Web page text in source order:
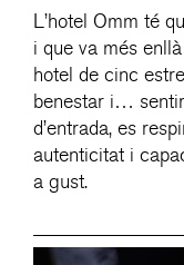
L’hotel Omm té
i que va més
hotel de cinc
benestar i…
d’entrada, es
autenticitat i
a gust.